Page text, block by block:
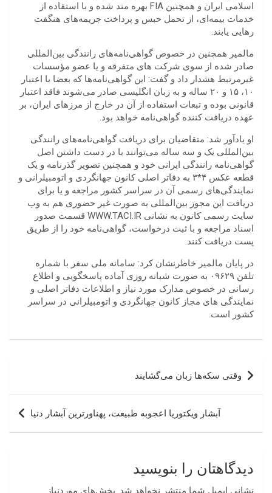
اسلامی ایران و همچنین FIA بهره مند شده و با استفاده از
خدمات بیمه‌ای، از تحمل حبس و پرداخت جریمه‌های هنگفت
رهایی یابند.
مالمیر همچنین در خصوص گواهی‌نامه‌های رانندگی بین‌المللی
صادر شده از سوی شرکت های متفرقه و یا عضو مؤسسات
غیرمرتبط هشدار داد و گفت: این گواهی‌نامه‌ها که بعضا با اعتبار
۱۰، ۱۵ و ۲۰ ساله و به زبان انگلیسی صادر می‌شوند فاقد اعتبار
قانونی بوده و تبعات استفاده از آن در خارج از مرزهای ایران، بر
عهده دریافت کننده گواهی‌نامه خواهد بود.
او یادآور شد: متقاضیان برای دریافت گواهی‌نامه‌های رانندگی
بین‌المللی یک و سه ساله می‌توانند با در دست داشتن اصل
گواهی‌نامه رانندگی ایرانی خود و همچنین تصویر گذرنامه و یک
قطعه عکس ۴*۳ به دفاتر اصلی کانون جهانگردی و اتومبیلرانی و
نمایندگی‌های رسمی آن در سراسر کشور مراجعه و یا برای
دریافت این مجوز بین‌المللی به صورت غیر حضوری هم به وب
سایت رسمی کانون به نشانی WWW.TACI.IR قسمت صدور
اسناد مراجعه و با ثبت درخواست، گواهی‌نامه خود را از طریق
پست دریافت کنند.
در پایان مالمیر خاطرنشان کرد: سامانه ملی سفر با شماره
تلفن ۰۹۶۲۹ به صورت شبانه روزی آماده پاسخگویی و اطلاع
رسانی در خصوص مدارک مورد نیاز و اطلاعات دفاتر اصلی و
نمایندگی های مجاز کانون جهانگردی و اتومبیلرانی در سراسر
کشور است.
راهبری
نوشته
وقتی سکه‌ها زبان می‌گشایند
آبشار ویکتوریا اعجوبه طبیعت، پهناورترین آبشار دنیا
دیدگاهتان را بنویسید
نشانی ایمیل شما منتشر نخواهد شد. بخش‌های موردنیاز